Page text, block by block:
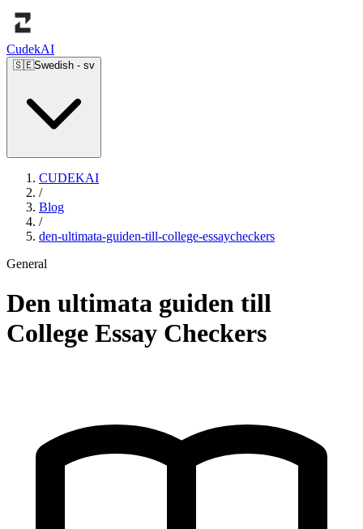
CudekAI
🇸🇪Swedish - sv
CUDEKAI
/
Blog
/
den-ultimata-guiden-till-college-essaycheckers
General
Den ultimata guiden till
College Essay Checkers